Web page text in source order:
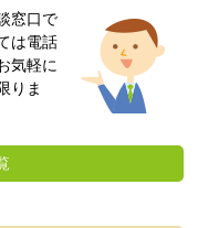
窓口で
は電話
気軽に
りま